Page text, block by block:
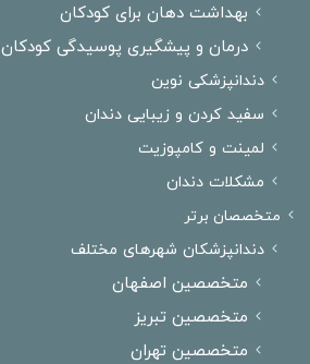
بهداشت دهان برای کودکان
درمان و پیشگیری پوسیدگی کودکان
دندانپزشکی نوین
سفید کردن و زیبایی دندان
لمینت و کامپوزیت
مشکلات دندان
متخصصان برتر
دندانپزشکان شهرهای مختلف
متخصصین اصفهان
متخصصین تبریز
متخصصین تهران